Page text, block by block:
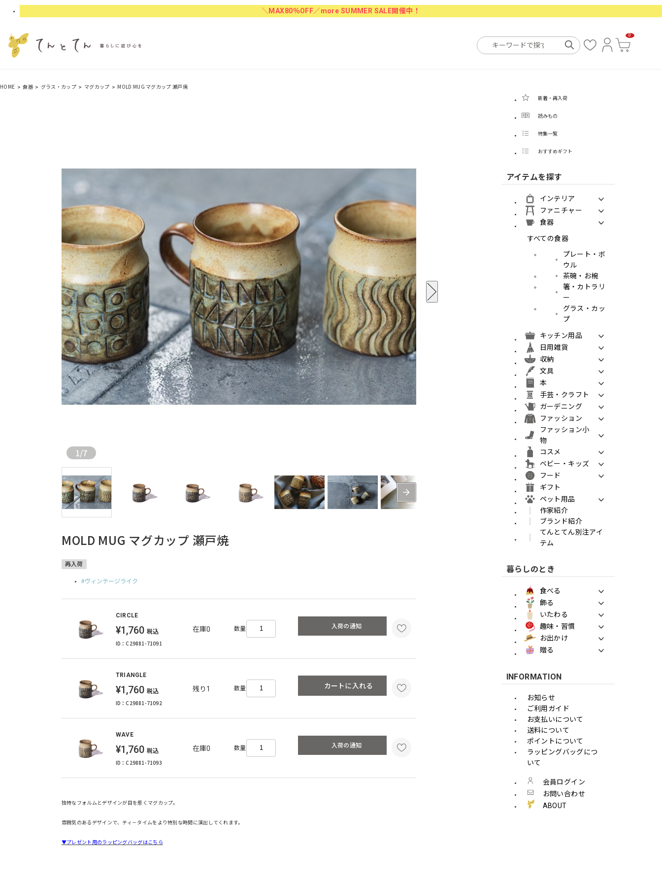
＼MAX80％OFF／more SUMMER SALE開催中！
0
HOME 食器 グラス・カップ マグカップ MOLD MUG マグカップ 瀬戸焼
1/7
MOLD MUG マグカップ 瀬戸焼
再入荷
ヴィンテージライク
CIRCLE
¥1,760 税込
ID：C29881-71091
在庫0 数量 入荷の通知
TRIANGLE
¥1,760 税込
ID：C29881-71092
残り1 数量 カートに入れる
WAVE
¥1,760 税込
ID：C29881-71093
在庫0 数量 入荷の通知
独特なフォルムとデザインが目を惹くマグカップ。
雰囲気のあるデザインで、ティ－タイムをより特別な時間に演出してくれます。
▼プレゼント用のラッピングバッグはこちら
新着・再入荷
読みもの
特集一覧
おすすめギフト
アイテムを探す
インテリア
ファニチャー
食器
すべての食器
プレート・ボ
ウル
茶碗・お椀
箸・カトラリ
ー
グラス・カッ
プ
キッチン用品
日用雑貨
収納
文具
本
手芸・クラフト
ガーデニング
ファッション
ファッション小
物
コスメ
ベビー・キッズ
フード
ギフト
ペット用品
作家紹介
ブランド紹介
てんとてん別注アイ
テム
暮らしのとき
食べる
飾る
いたわる
趣味・習慣
お出かけ
贈る
INFORMATION
お知らせ
ご利用ガイド
お支払いについて
送料について
ポイントについて
ラッピングバッグにつ
いて
会員ログイン
お問い合わせ
ABOUT